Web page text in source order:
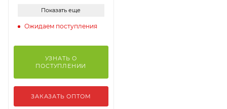
Показать еще
Ожидаем поступления
УЗНАТЬ О
ПОСТУПЛЕНИИ
ЗАКАЗАТЬ ОПТОМ